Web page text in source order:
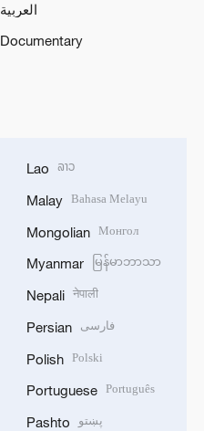
العربية
Documentary
Lao ລາວ
Malay Bahasa Melayu
Mongolian Монгол
Myanmar မြန်မာဘာသာ
Nepali नेपाली
Persian فارسی
Polish Polski
Portuguese Português
Pashto پښتو